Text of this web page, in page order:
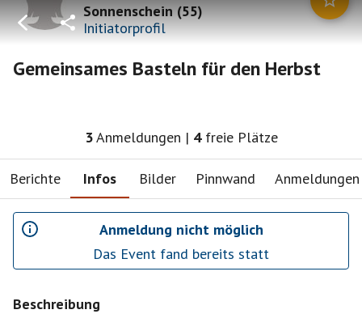
Sonnenschein(55)
Initiatorprofil
Gemeinsames Basteln für den Herbst
3Anmeldungen | 4 freie Plätze
Berichte Infos Bilder Pinnwand Anmeldungen
Anmeldung nicht möglich
Das Event fand bereits statt
Beschreibung